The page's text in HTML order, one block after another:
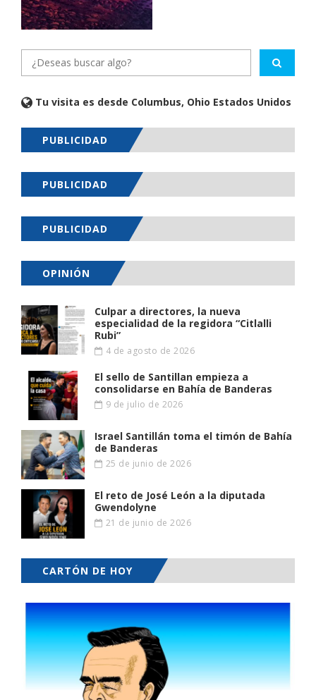
Tu visita es desde Columbus, Ohio Estados Unidos
PUBLICIDAD
PUBLICIDAD
PUBLICIDAD
OPINIÓN
Culpar a directores, la nueva
especialidad de la regidora “Citlalli
Rubi”
4 de agosto de 2026
El sello de Santillan empieza a
consolidarse en Bahía de Banderas
9 de julio de 2026
Israel Santillán toma el timón de Bahía
de Banderas
25 de junio de 2026
El reto de José León a la diputada
Gwendolyne
21 de junio de 2026
CARTÓN DE HOY